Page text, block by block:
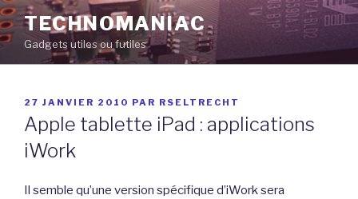
Aller
au
contenu
principal
TECHNOMANIAC
Gadgets utiles ou futiles
PUBLIÉ
LE
27 JANVIER 2010 PAR RSELTRECHT
Apple tablette iPad : applications
iWork
Il semble qu’une version spécifique d’iWork sera